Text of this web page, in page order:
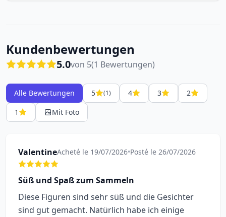
Kundenbewertungen
5.0von 5(1 Bewertungen)
Alle Bewertungen 5 (1) 4 3
2
1
Mit Foto
ValentineAcheté le 19/07/2026•Posté le 26/07/2026
Süß und Spaß zum Sammeln
Diese Figuren sind sehr süß und die Gesichter
sind gut gemacht. Natürlich habe ich einige